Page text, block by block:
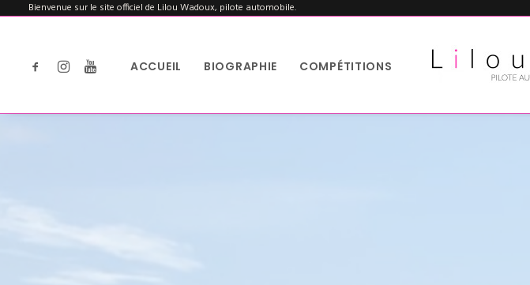
Bienvenue sur le site officiel de Lilou Wadoux, pilote automobile.
ACCUEIL BIOGRAPHIE COMPÉTITIONS